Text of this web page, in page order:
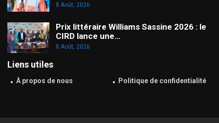
8 Août, 2026
Prix littéraire Williams Sassine 2026 : le
CIRD lance une…
8 Août, 2026
Liens utiles
À propos de nous Politique de confidentialité